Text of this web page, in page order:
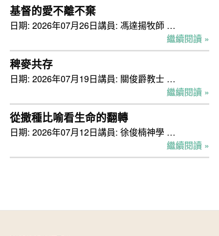
基督的愛不離不棄
日期: 2026年07月26日講員: 馮達揚牧師 …
繼續閱讀 »
稗麥共存
日期: 2026年07月19日講員: 關俊爵教士 …
繼續閱讀 »
從撒種比喻看生命的翻轉
日期: 2026年07月12日講員: 徐俊楠神學 …
繼續閱讀 »